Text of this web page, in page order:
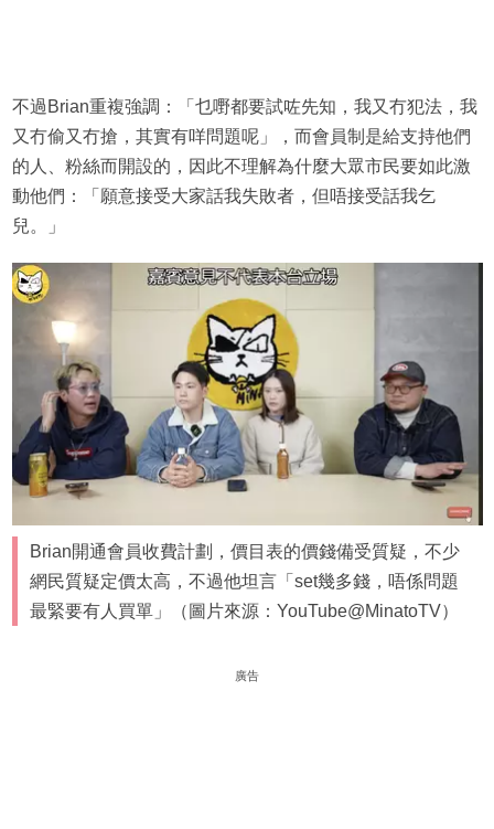
不過Brian重複強調：「乜嘢都要試咗先知，我又冇犯法，我
又冇偷又冇搶，其實有咩問題呢」，而會員制是給支持他們
的人、粉絲而開設的，因此不理解為什麼大眾市民要如此激
動他們：「願意接受大家話我失敗者，但唔接受話我乞
兒。」
Brian開通會員收費計劃，價目表的價錢備受質疑，不少
網民質疑定價太高，不過他坦言「set幾多錢，唔係問題
最緊要有人買單」（圖片來源：YouTube@MinatoTV）
廣告